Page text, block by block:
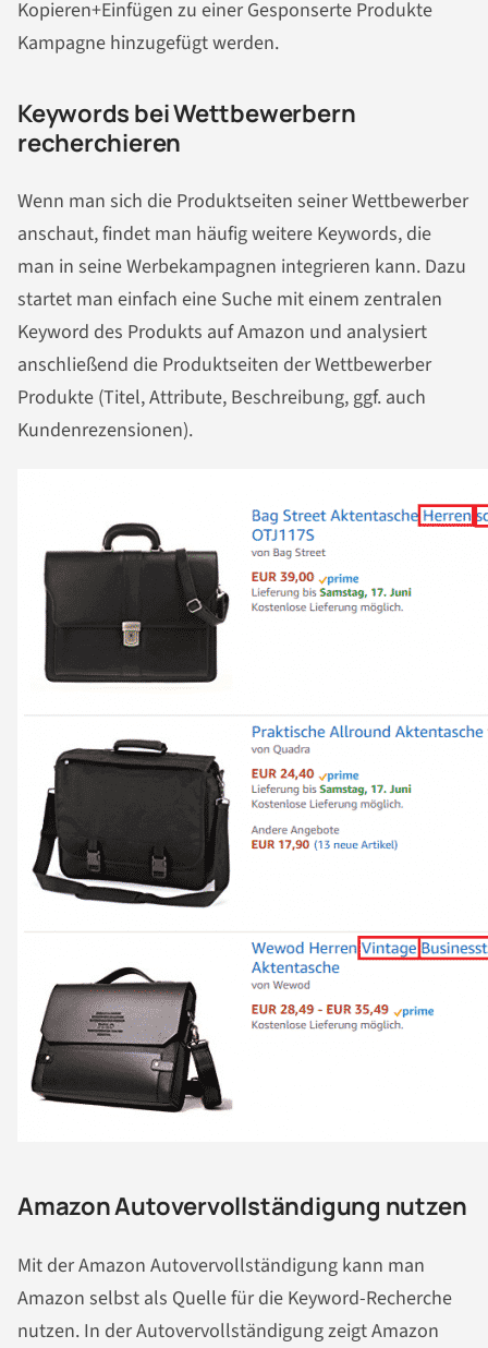
Kopieren+Einfügen zu einer Gesponserte Produkte
Kampagne hinzugefügt werden.
Keywords bei Wettbewerbern
recherchieren
Wenn man sich die Produktseiten seiner Wettbewerber
anschaut, findet man häufig weitere Keywords, die
man in seine Werbekampagnen integrieren kann. Dazu
startet man einfach eine Suche mit einem zentralen
Keyword des Produkts auf Amazon und analysiert
anschließend die Produktseiten der Wettbewerber
Produkte (Titel, Attribute, Beschreibung, ggf. auch
Kundenrezensionen).
Amazon Autovervollständigung nutzen
Mit der Amazon Autovervollständigung kann man
Amazon selbst als Quelle für die Keyword-Recherche
nutzen. In der Autovervollständigung zeigt Amazon